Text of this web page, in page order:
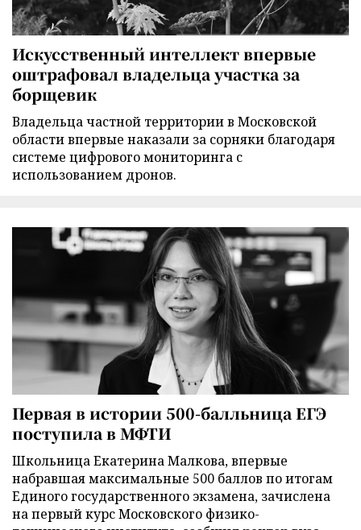
Искусственный интеллект впервые
оштрафовал владельца участка за
борщевик
Владельца частной территории в Московской
области впервые наказали за сорняки благодаря
системе цифрового мониторинга с
использованием дронов.
Первая в истории 500-балльница ЕГЭ
поступила в МФТИ
Школьница Екатерина Малкова, впервые
набравшая максимальные 500 баллов по итогам
Единого государственного экзамена, зачислена
на первый курс Московского физико-